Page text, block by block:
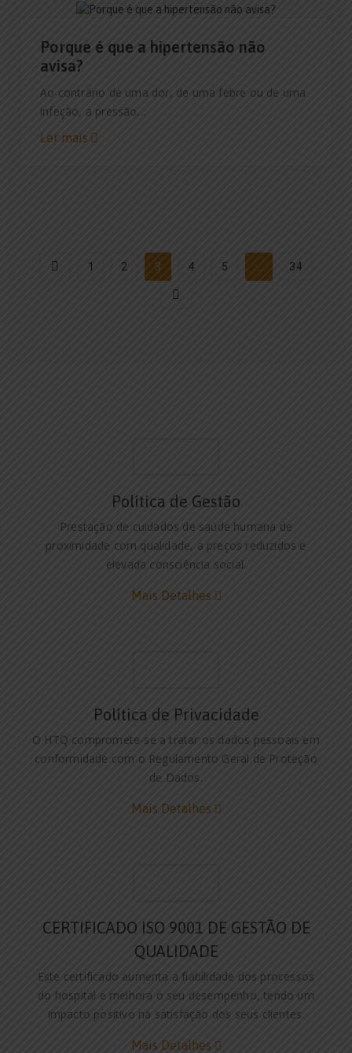
Porque é que a hipertensão não
avisa?
Ao contrário de uma dor, de uma febre ou de uma
infeção, a pressão…
Ler mais
1 2 3 4 5 34
Política de Gestão
Prestação de cuidados de saúde humana de
proximidade com qualidade, a preços reduzidos e
elevada consciência social.
Mais Detalhes
Política de Privacidade
O HTQ compromete-se a tratar os dados pessoais em
conformidade com o Regulamento Geral de Proteção
de Dados.
Mais Detalhes
CERTIFICADO ISO 9001 DE GESTÃO DE
QUALIDADE
Este certificado aumenta a fiabilidade dos processos
do hospital e melhora o seu desempenho, tendo um
impacto positivo na satisfação dos seus clientes.
Mais Detalhes